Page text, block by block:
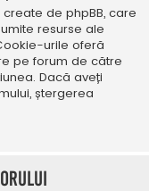
de phpBB, care
resurse ale
urile oferă
pe forum de către
Dacă aveți
ștergerea